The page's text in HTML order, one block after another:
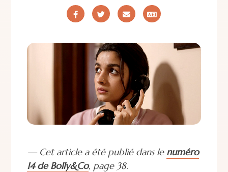
— Cet article a été publié dans le numéro
14 de Bolly&Co, page 38.